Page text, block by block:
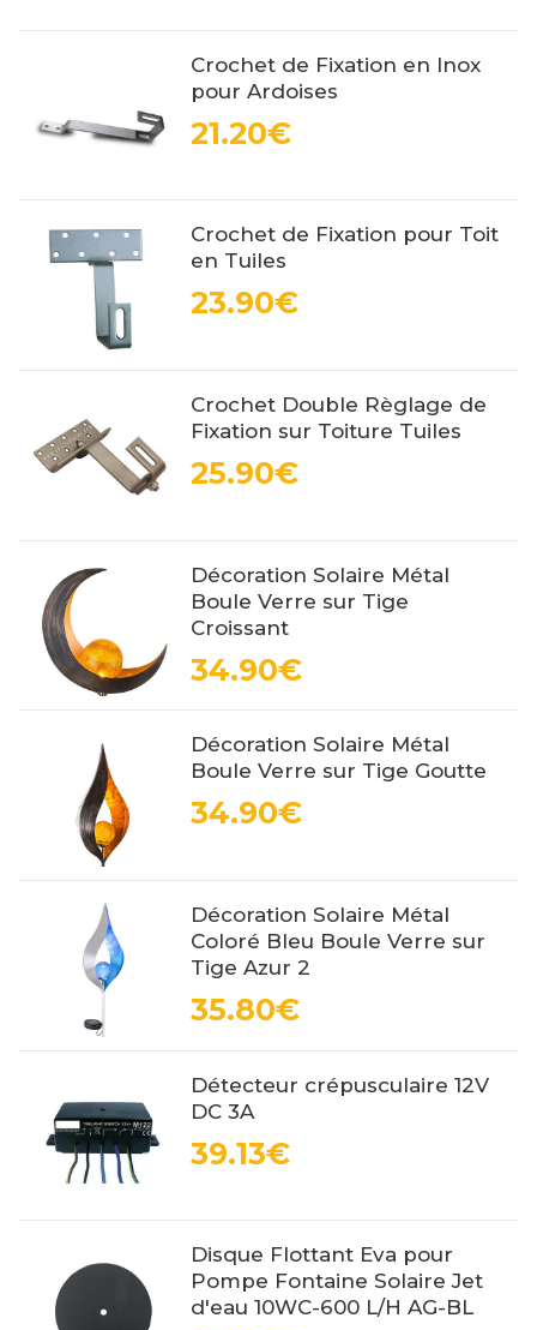
Crochet de Fixation en Inox
pour Ardoises
21.20€
Crochet de Fixation pour Toit
en Tuiles
23.90€
Crochet Double Règlage de
Fixation sur Toiture Tuiles
25.90€
Décoration Solaire Métal
Boule Verre sur Tige
Croissant
34.90€
Décoration Solaire Métal
Boule Verre sur Tige Goutte
34.90€
Décoration Solaire Métal
Coloré Bleu Boule Verre sur
Tige Azur 2
35.80€
Détecteur crépusculaire 12V
DC 3A
39.13€
Disque Flottant Eva pour
Pompe Fontaine Solaire Jet
d'eau 10WC-600 L/H AG-BL